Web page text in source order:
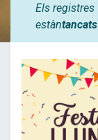
Els registres
estàntancats